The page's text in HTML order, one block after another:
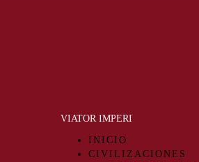
VIATOR IMPERI
INICIO
CIVILIZACIONES